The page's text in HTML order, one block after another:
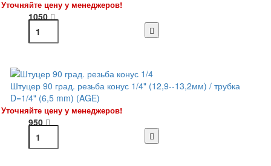
Уточняйте цену у менеджеров!
1050
Штуцер 90 град. резьба конус 1/4" (12,9--13,2мм) / трубка
D=1/4" (6,5 mm) (AGE)
Уточняйте цену у менеджеров!
950